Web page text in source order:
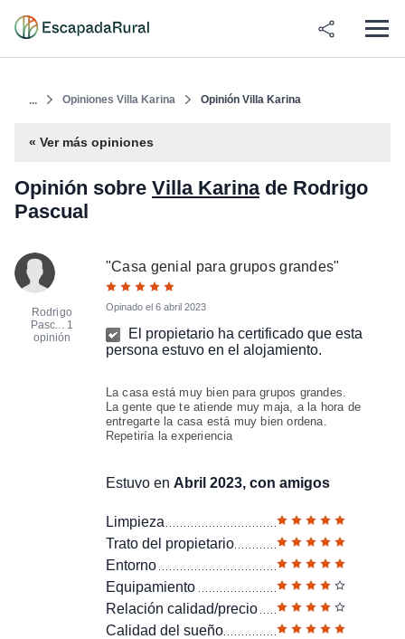
... Opiniones Villa Karina Opinión Villa Karina
« Ver más opiniones
Opinión sobre Villa Karinade Rodrigo
Pascual
Rodrigo
Pasc... 1
opinión
"Casa genial para grupos grandes"
Opinado el 6 abril 2023
El propietario ha certificado que esta
persona estuvo en el alojamiento.
La casa está muy bien para grupos grandes.
La gente que te atiende muy maja, a la hora de
entregarte la casa está muy bien ordena.
Repetiría la experiencia
Estuvo en Abril 2023, con amigos
Limpieza
Trato del propietario
Entorno
Equipamiento
Relación calidad/precio
Calidad del sueño